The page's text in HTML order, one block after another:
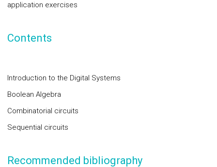
application exercises
Contents
Introduction to the Digital Systems
Boolean Algebra
Combinatorial circuits
Sequential circuits
Recommended bibliography